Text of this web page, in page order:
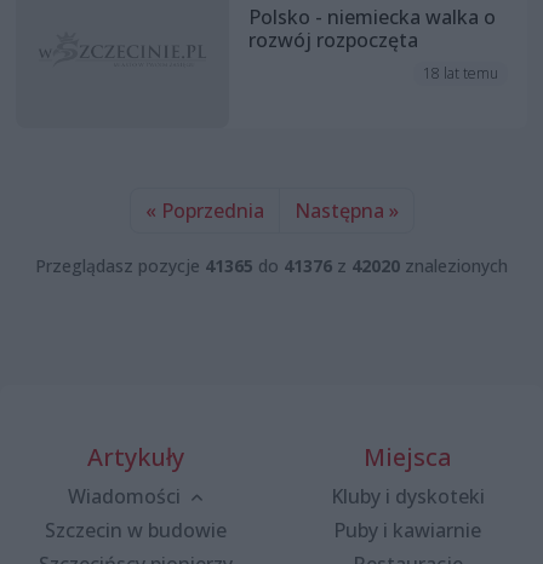
Polsko - niemiecka walka o
rozwój rozpoczęta
18 lat temu
« Poprzednia Następna »
Przeglądasz pozycje 41365 do 41376 z 42020 znalezionych
Artykuły
Wiadomości
Szczecin w budowie
Miejsca
Kluby i dyskoteki
Puby i kawiarnie